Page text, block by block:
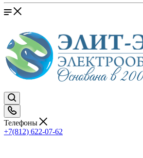
Телефоны
+7(812) 622-07-62